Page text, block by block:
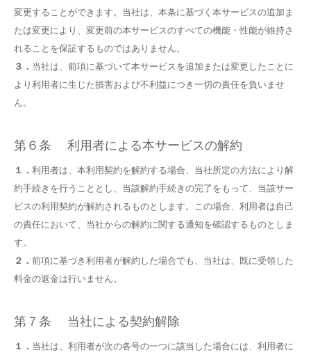
変更することができます。当社は、本条に基づく本サービスの追加ま
たは変更により、変更前の本サービスのすべての機能・性能が維持さ
れることを保証するものではありません。
３． 当社は、前項に基づいて本サービスを追加または変更したことに
より利用者に生じた損害および不利益につき一切の責任を負いませ
ん。
第６条 利用者による本サービスの解約
１． 利用者は、本利用契約を解約する場合、当社所定の方法により解
約手続きを行うこととし、当該解約手続きの完了をもって、当該サー
ビスの利用契約が解約されるものとします。この場合、利用者は自己
の責任において、当社からの解約に関する通知を確認するものとしま
す。
２． 前項に基づき利用者が解約した場合でも、当社は、既に受領した
料金の返金は行いません。
第７条 当社による契約解除
１． 当社は、利用者が次の各号の一つに該当した場合には、利用者に